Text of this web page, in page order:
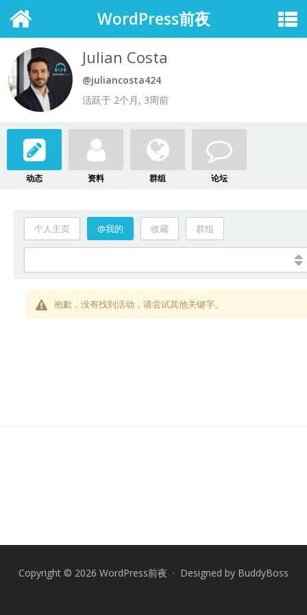
WordPress前夜
Julian Costa
@juliancosta424
活跃于 2个月, 3周前
动态 资料 群组 论坛
个人主页 @我的 收藏 群组
抱歉，没有找到活动，请尝试其他关键字。
Copyright © 2026 WordPress前夜 · Designed by BuddyBoss